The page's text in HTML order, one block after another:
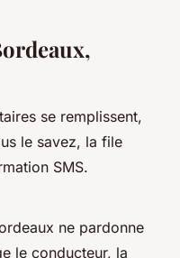
se remplissent,
le savez, la file
SMS.
ne pardonne
le conducteur, la